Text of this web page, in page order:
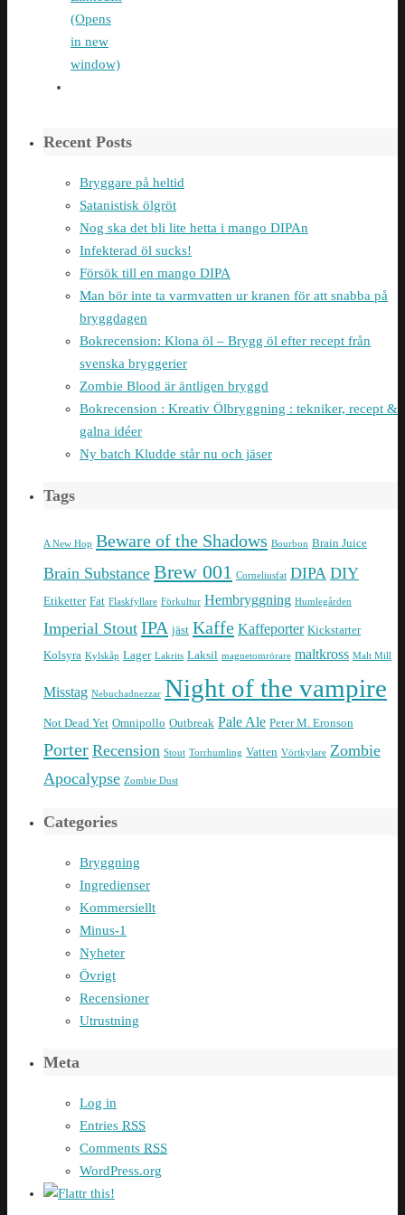
(Opens
in new
window)
Recent Posts
Bryggare på heltid
Satanistisk ölgröt
Nog ska det bli lite hetta i mango DIPAn
Infekterad öl sucks!
Försök till en mango DIPA
Man bör inte ta varmvatten ur kranen för att snabba på
bryggdagen
Bokrecension: Klona öl – Brygg öl efter recept från
svenska bryggerier
Zombie Blood är äntligen bryggd
Bokrecension : Kreativ Ölbryggning : tekniker, recept &
galna idéer
Ny batch Kludde står nu och jäser
Tags
A New Hop Beware of the Shadows Bourbon Brain Juice
Brain Substance Brew 001 Corneliusfat DIPA DIY
Etiketter Fat Flaskfyllare Förkultur Hembryggning Humlegården
Imperial Stout IPA jäst Kaffe Kaffeporter Kickstarter
Kolsyra Kylskåp Lager Lakrits Laksil magnetomrörare maltkross Malt Mill
Misstag Nebuchadnezzar Night of the vampire
Not Dead Yet Omnipollo Outbreak Pale Ale Peter M. Eronson
Porter Recension Stout Torrhumling Vatten Vörtkylare Zombie
Apocalypse Zombie Dust
Categories
Bryggning
Ingredienser
Kommersiellt
Minus-1
Nyheter
Övrigt
Recensioner
Utrustning
Meta
Log in
Entries RSS
Comments RSS
WordPress.org